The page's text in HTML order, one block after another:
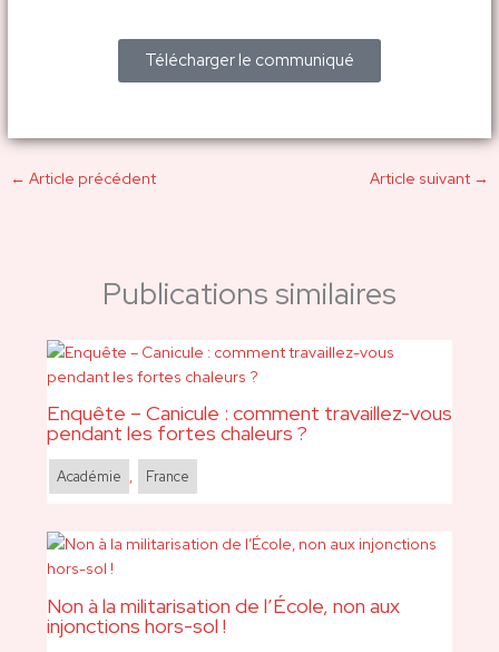
Télécharger le communiqué
← Article précédent Article suivant →
Publications similaires
Enquête – Canicule : comment travaillez-vous
pendant les fortes chaleurs ?
Académie , France
Non à la militarisation de l’École, non aux
injonctions hors-sol !